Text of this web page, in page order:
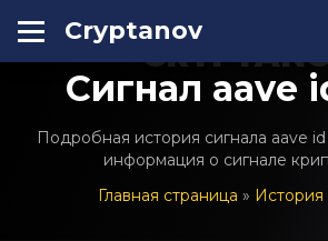
Cryptanov
Сигнал aave
Подробная история сигнала aave id
информация о сигнале
Главная страница » История